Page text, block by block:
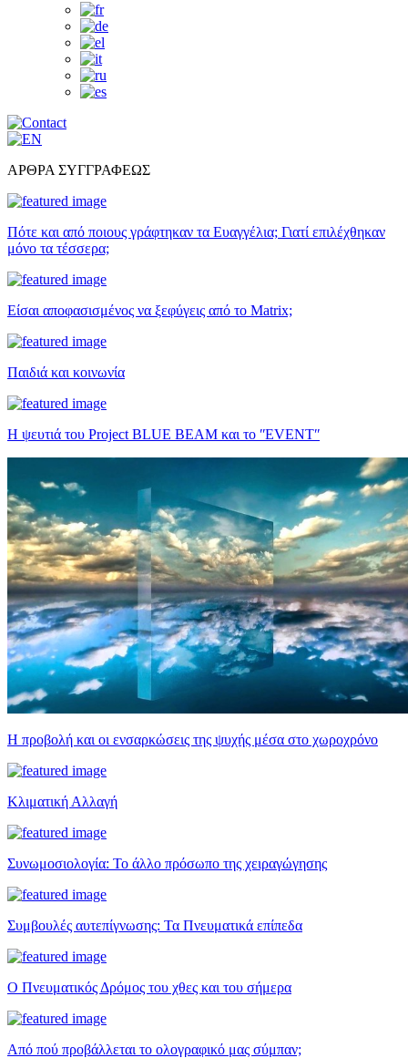
ΑΡΘΡΑ ΣΥΓΓΡΑΦΕΩΣ
Πότε και από ποιους γράφτηκαν τα Ευαγγέλια; Γιατί επιλέχθηκαν
μόνο τα τέσσερα;
Είσαι αποφασισμένος να ξεφύγεις από το Matrix;
Παιδιά και κοινωνία
Η ψευτιά του Project BLUE BEAM και το ʺEVENTʺ
Η προβολή και οι ενσαρκώσεις της ψυχής μέσα στο χωροχρόνο
Κλιματική Αλλαγή
Συνωμοσιολογία: Το άλλο πρόσωπο της χειραγώγησης
Συμβουλές αυτεπίγνωσης: Τα Πνευματικά επίπεδα
Ο Πνευματικός Δρόμος του χθες και του σήμερα
Από πού προβάλλεται το ολογραφικό μας σύμπαν;